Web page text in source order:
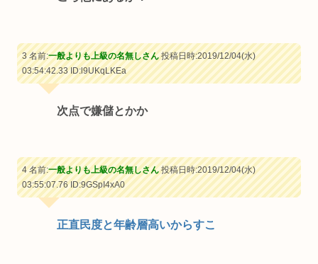
3 名前:一般よりも上級の名無しさん投稿日時:2019/12/04(水)
03:54:42.33ID:l9UKqLKEa
次点で嫌儲とかか
4 名前:一般よりも上級の名無しさん投稿日時:2019/12/04(水)
03:55:07.76ID:9GSpI4xA0
正直民度と年齢層高いからすこ